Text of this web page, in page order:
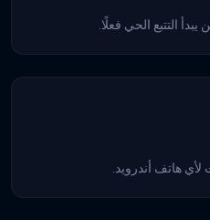
التتبع الحي فعلًا.